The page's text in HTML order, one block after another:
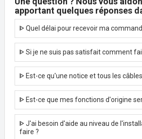
apportant quelques réponses
ᐈ Quel délai pour recevoir ma
ᐈ Si je ne suis pas satisfait comment
ᐈ Est-ce qu'une notice et tous les
ᐈ Est-ce que mes fonctions d'origine
ᐈ J'ai besoin d'aide au niveau de
faire ?